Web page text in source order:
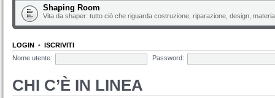
Shaping Room
Vita da shaper: tutto ciò che riguarda costruzione, riparazione, design,
LOGIN • ISCRIVITI
Nome utente:
Password:
CHI C’È IN LINEA